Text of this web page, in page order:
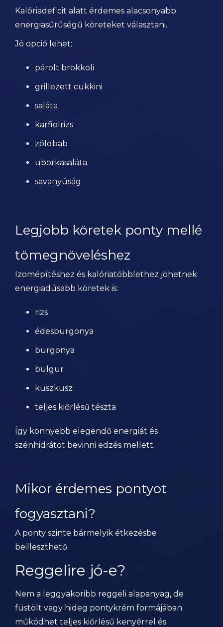
Kalóriadeficit alatt érdemes alacsonyabb
energiasűrűségű köreteket választani.
Jó opció lehet:
párolt brokkoli
grillezett cukkini
saláta
karfiolrizs
zöldbab
uborkasaláta
savanyúság
Legjobb köretek ponty mellé
tömegnöveléshez
Izomépítéshez és kalóriatöbblethez jöhetnek
energiadúsabb köretek is:
rizs
édesburgonya
burgonya
bulgur
kuszkusz
teljes kiőrlésű tészta
Így könnyebb elegendő energiát és
szénhidrátot bevinni edzés mellett.
Mikor érdemes pontyot
fogyasztani?
A ponty szinte bármelyik étkezésbe
beilleszthető.
Reggelire jó-e?
Nem a leggyakoribb reggeli alapanyag, de
füstölt vagy hideg pontykrém formájában
működhet teljes kiőrlésű kenyérrel és